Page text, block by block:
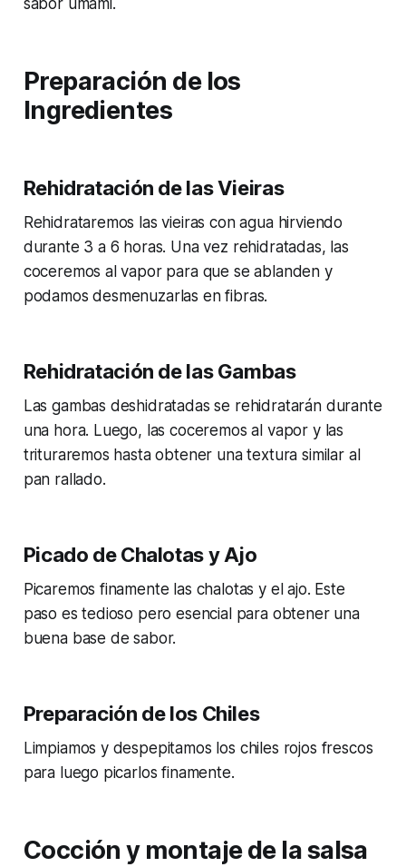
sabor umami.
Preparación de los
Ingredientes
Rehidratación de las Vieiras
Rehidrataremos las vieiras con agua hirviendo
durante 3 a 6 horas. Una vez rehidratadas, las
coceremos al vapor para que se ablanden y
podamos desmenuzarlas en fibras.
Rehidratación de las Gambas
Las gambas deshidratadas se rehidratarán durante
una hora. Luego, las coceremos al vapor y las
trituraremos hasta obtener una textura similar al
pan rallado.
Picado de Chalotas y Ajo
Picaremos finamente las chalotas y el ajo. Este
paso es tedioso pero esencial para obtener una
buena base de sabor.
Preparación de los Chiles
Limpiamos y despepitamos los chiles rojos frescos
para luego picarlos finamente.
Cocción y montaje de la salsa